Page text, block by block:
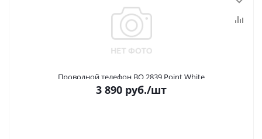
Проводной телефон BQ 2839 Point White
3 890 руб./шт